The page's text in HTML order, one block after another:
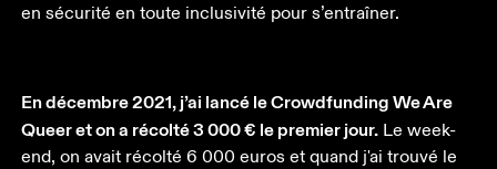
en sécurité en toute inclusivité pour s’entraîner.
En décembre 2021, j’ai lancé le Crowdfunding We Are
Queer et on a récolté 3 000 € le premier jour. Le week-
end, on avait récolté 6 000 euros et quand j'ai trouvé le